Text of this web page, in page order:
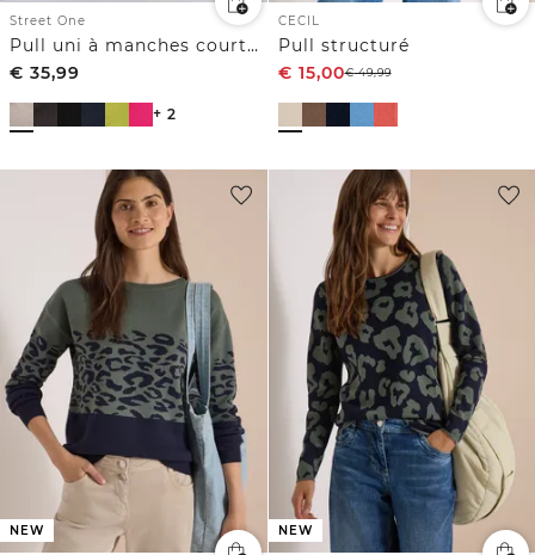
Street One
Pull uni à manches courtes et col rond
€ 35,99
+ 2
CECIL
Pull structuré
€ 15,00€49,99
NEW NEW